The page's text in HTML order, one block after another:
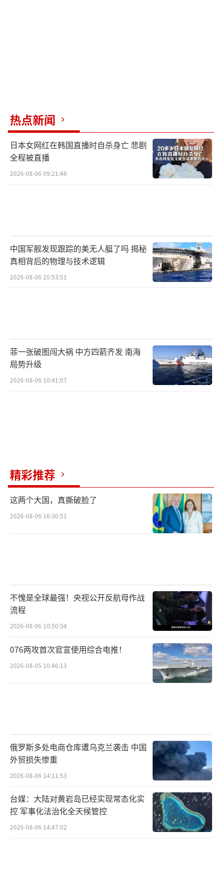
热点新闻
日本女网红在韩国直播时自杀身亡 悲剧
全程被直播
2026-08-06 09:21:46
中国军舰发现跟踪的美无人艇了吗 揭秘
真相背后的物理与技术逻辑
2026-08-06 20:53:51
菲一张破图闯大祸 中方四箭齐发 南海
局势升级
2026-08-06 10:41:07
精彩推荐
这两个大国，真撕破脸了
2026-08-06 16:30:51
不愧是全球最强！央视公开反航母作战
流程
2026-08-06 10:50:54
076两攻首次官宣使用综合电推！
2026-08-05 10:46:13
俄罗斯多处电商仓库遭乌克兰袭击 中国
外贸损失惨重
2026-08-06 14:11:53
台媒：大陆对黄岩岛已经实现常态化实
控 军事化法治化全天候管控
2026-08-06 14:47:02